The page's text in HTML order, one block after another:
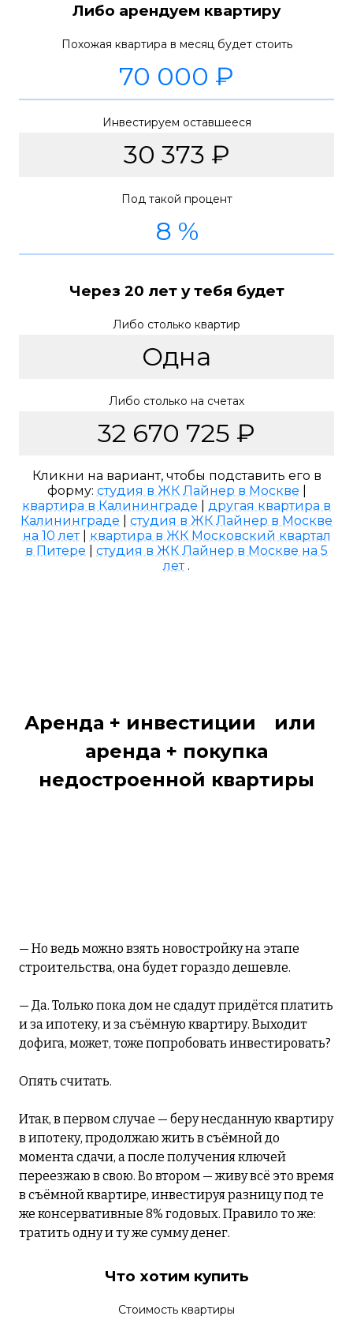
Либо арендуем квартиру
Похожая квартира в месяц будет стоить
Инвестируем оставшееся
Под такой процент
Через 20 лет у тебя будет
Либо столько квартир
Либо столько на счетах
Кликни на вариант, чтобы подставить его в
форму: студия в ЖК Лайнер в Москве
квартира в Калининграде
другая квартира в
Калининграде
студия в ЖК Лайнер в Москве
на 10 лет
квартира в ЖК Московский квартал
в Питере
студия в ЖК Лайнер в Москве на 5
лет .
Аренда + инвестиции
или
аренда + покупка
недостроенной квартиры
— Но ведь можно взять новостройку на этапе
строительства, она будет гораздо дешевле.
— Да. Только пока дом не сдадут придётся платить
и за ипотеку, и за съёмную квартиру. Выходит
дофига, может, тоже попробовать инвестировать?
Опять считать.
Итак, в первом случае — беру несданную квартиру
в ипотеку, продолжаю жить в съёмной до
момента сдачи, а после получения ключей
переезжаю в свою. Во втором — живу всё это время
в съёмной квартире, инвестируя разницу под те
же консервативные 8% годовых. Правило то же:
тратить одну и ту же сумму денег.
Что хотим купить
Стоимость квартиры